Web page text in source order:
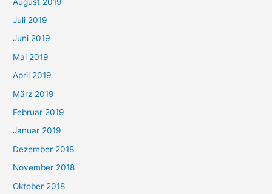
Juli 2019
Juni 2019
Mai 2019
April 2019
März 2019
Februar 2019
Januar 2019
Dezember 2018
November 2018
Oktober 2018